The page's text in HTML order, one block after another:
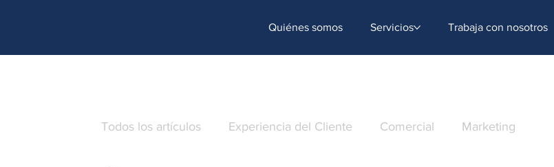
Todos los artículos Experiencia del Cliente Comercial Marketing
Quiénes somos Servicios Trabaja con nosotros